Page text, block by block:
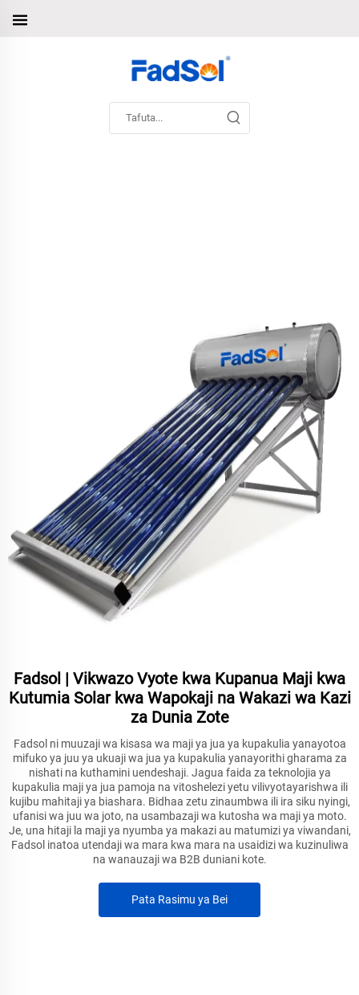
Fadsol | Vikwazo Vyote kwa Kupanua Maji kwa
Kutumia Solar kwa Wapokaji na Wakazi wa Kazi
za Dunia Zote
Fadsol ni muuzaji wa kisasa wa maji ya jua ya kupakulia yanayotoa
mifuko ya juu ya ukuaji wa jua ya kupakulia yanayorithi gharama za
nishati na kuthamini uendeshaji. Jagua faida za teknolojia ya
kupakulia maji ya jua pamoja na vitoshelezi yetu vilivyotayarishwa ili
kujibu mahitaji ya biashara. Bidhaa zetu zinaumbwa ili ira siku nyingi,
ufanisi wa juu wa joto, na usambazaji wa kutosha wa maji ya moto.
Je, una hitaji la maji ya nyumba ya makazi au matumizi ya viwandani,
Fadsol inatoa utendaji wa mara kwa mara na usaidizi wa kuzinuliwa
na wanauzaji wa B2B duniani kote.
Pata Rasimu ya Bei